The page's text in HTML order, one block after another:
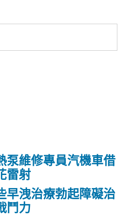
泵維修專員汽機車借
雷射
早洩治療勃起障礙治
鬥力